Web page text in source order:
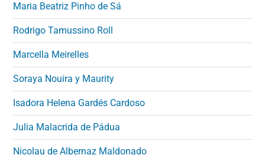
Maria Beatriz Pinho de Sá
Rodrigo Tamussino Roll
Marcella Meirelles
Soraya Nouira y Maurity
Isadora Helena Gardés Cardoso
Julia Malacrida de Pádua
Nicolau de Albernaz Maldonado